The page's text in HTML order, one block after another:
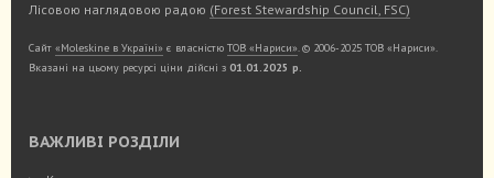
Лісовою наглядовою радою (Forest Stewardship Council, FSC)
Сайт «Moleskine в Україні» є власністю ТОВ «Нариси». © 2006-2025 ТОВ «Нариси».
Вказані на цьому ресурсі ціни дійсні з 01.01.2025 р.
ВАЖЛИВІ РОЗДІЛИ